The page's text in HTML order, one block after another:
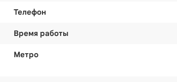
Телефон
Время работы
Метро